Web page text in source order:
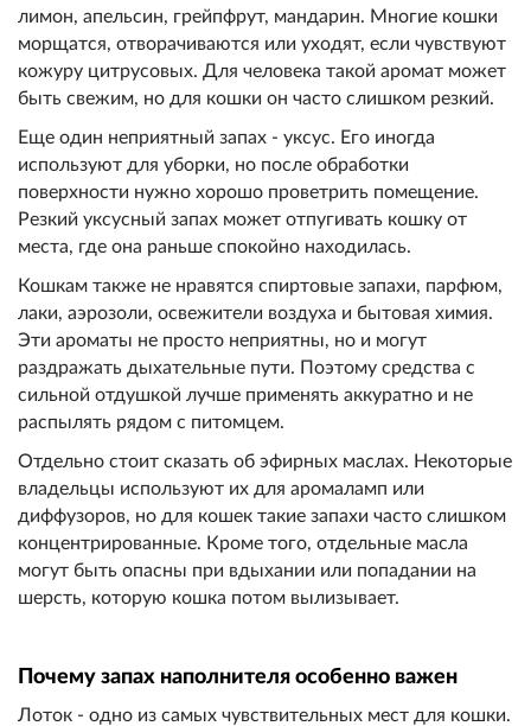
лимон, апельсин, грейпфрут, мандарин. Многие кошки
морщатся, отворачиваются или уходят, если чувствуют
кожуру цитрусовых. Для человека такой аромат может
быть свежим, но для кошки он часто слишком резкий.
Еще один неприятный запах - уксус. Его иногда
используют для уборки, но после обработки
поверхности нужно хорошо проветрить помещение.
Резкий уксусный запах может отпугивать кошку от
места, где она раньше спокойно находилась.
Кошкам также не нравятся спиртовые запахи, парфюм,
лаки, аэрозоли, освежители воздуха и бытовая химия.
Эти ароматы не просто неприятны, но и могут
раздражать дыхательные пути. Поэтому средства с
сильной отдушкой лучше применять аккуратно и не
распылять рядом с питомцем.
Отдельно стоит сказать об эфирных маслах. Некоторые
владельцы используют их для аромаламп или
диффузоров, но для кошек такие запахи часто слишком
концентрированные. Кроме того, отдельные масла
могут быть опасны при вдыхании или попадании на
шерсть, которую кошка потом вылизывает.
Почему запах наполнителя особенно важен
Лоток - одно из самых чувствительных мест для кошки.